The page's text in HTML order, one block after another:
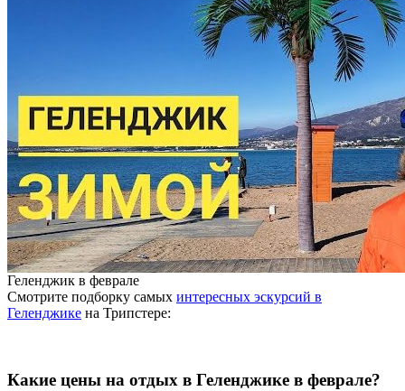
Геленджик в феврале
Смотрите подборку самых интересных эскурсий в
Геленджике на Трипстере:
Какие цены на отдых в Геленджике в феврале?